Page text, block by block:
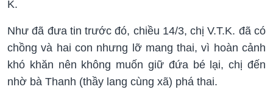
K.
Như đã đưa tin trước đó, chiều 14/3, chị V.T.K. đã có
chồng và hai con nhưng lỡ mang thai, vì hoàn cảnh
khó khăn nên không muốn giữ đứa bé lại, chị đến
nhờ bà Thanh (thầy lang cùng xã) phá thai.